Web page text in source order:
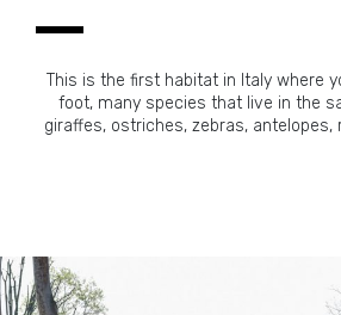
This is the first habitat in Italy where
foot, many species that live in the
giraffes, ostriches, zebras, antelopes,